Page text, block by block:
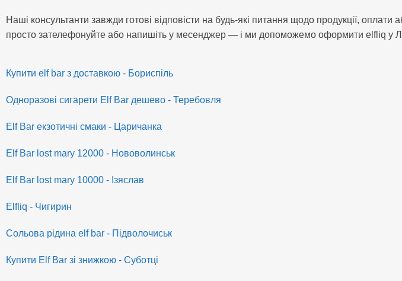
Наші консультанти завжди готові відповісти на будь-які питання щодо продукції,
просто зателефонуйте або напишіть у месенджер — і ми допоможемо оформити elfliq у
Купити elf bar з доставкою - Бориспіль
Одноразові сигарети Elf Bar дешево - Теребовля
Elf Bar екзотичні смаки - Царичанка
Elf Bar lost mary 12000 - Нововолинськ
Elf Bar lost mary 10000 - Ізяслав
Elfliq - Чигирин
Сольова рідина elf bar - Підволочиськ
Купити Elf Bar зі знижкою - Суботці